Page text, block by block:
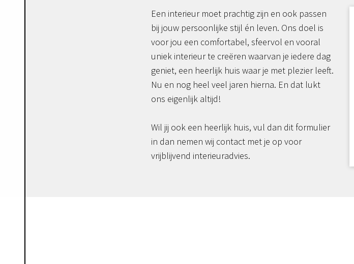
Een interieur moet prachtig zijn en ook passen
bij jouw persoonlijke stijl én leven. Ons doel is
voor jou een comfortabel, sfeervol en vooral
uniek interieur te creëren waarvan je iedere dag
geniet, een heerlijk huis waar je met plezier leeft.
Nu en nog heel veel jaren hierna. En dat lukt
ons eigenlijk altijd!
Wil jij ook een heerlijk huis, vul dan dit formulier
in dan nemen wij contact met je op voor
vrijblijvend interieuradvies.